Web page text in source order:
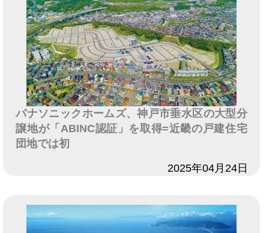
パナソニックホームズ、神戸市垂水区の大型分
譲地が「ABINC認証」を取得=近畿の戸建住宅
団地では初
2025年04月24日